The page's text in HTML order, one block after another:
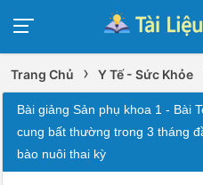
Trang Chủ › Y Tế - Sức Khỏe
Bài giảng Sản phụ khoa 1 - Bài
cung bất thường trong 3 tháng
bào nuôi thai kỳ